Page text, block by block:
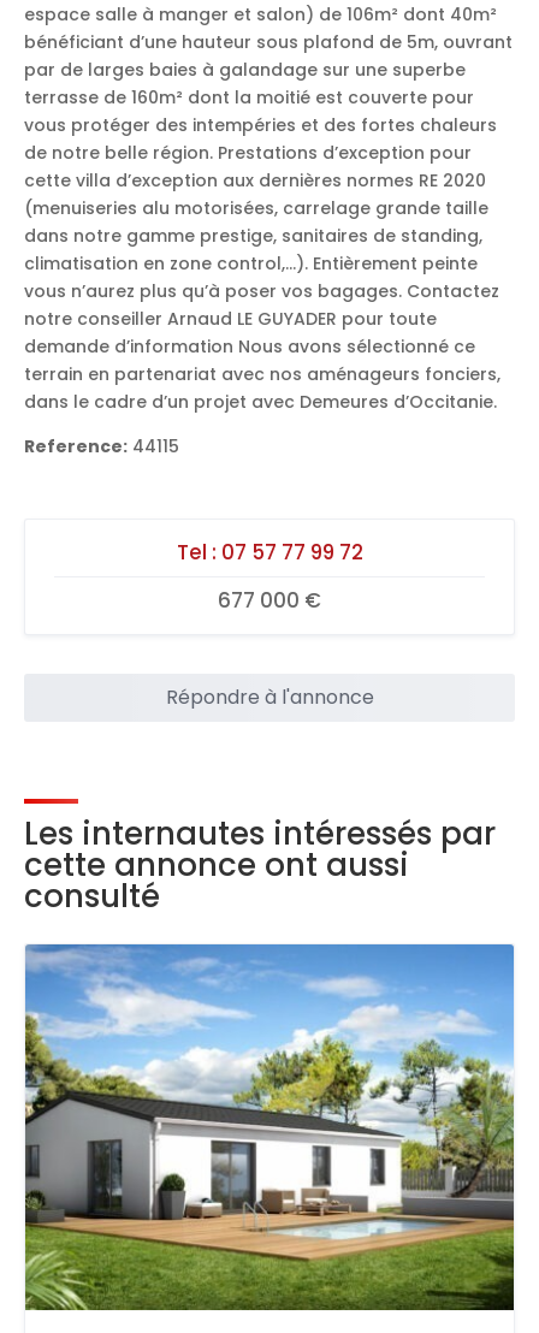
espace salle à manger et salon) de 106m² dont 40m²
bénéficiant d’une hauteur sous plafond de 5m, ouvrant
par de larges baies à galandage sur une superbe
terrasse de 160m² dont la moitié est couverte pour
vous protéger des intempéries et des fortes chaleurs
de notre belle région. Prestations d’exception pour
cette villa d’exception aux dernières normes RE 2020
(menuiseries alu motorisées, carrelage grande taille
dans notre gamme prestige, sanitaires de standing,
climatisation en zone control,…). Entièrement peinte
vous n’aurez plus qu’à poser vos bagages. Contactez
notre conseiller Arnaud LE GUYADER pour toute
demande d’information Nous avons sélectionné ce
terrain en partenariat avec nos aménageurs fonciers,
dans le cadre d’un projet avec Demeures d’Occitanie.
Reference: 44115
Tel : 07 57 77 99 72
677 000 €
Répondre à l'annonce
Les internautes intéressés par
cette annonce ont aussi
consulté